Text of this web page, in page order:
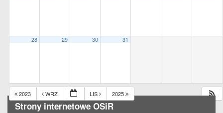
28 29 30 31
2023 WRZ LIS 2025
Strony internetowe OSiR